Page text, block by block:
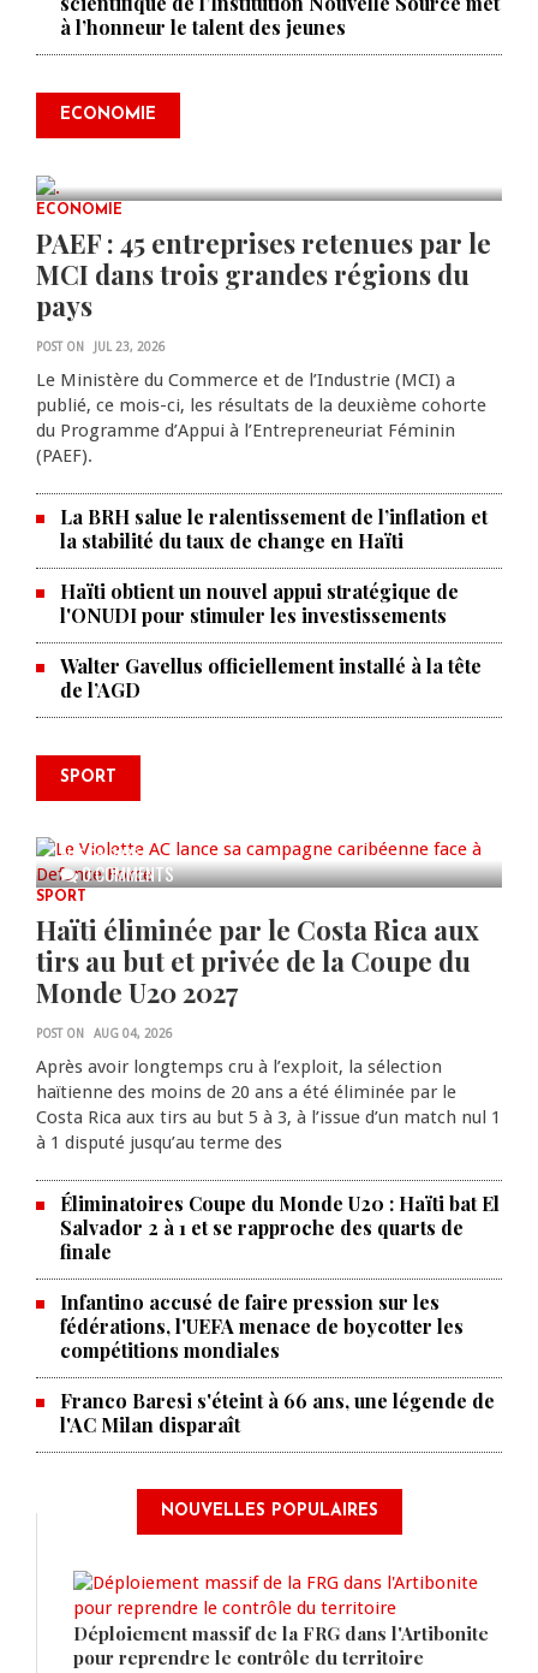
à l’honneur le talent des jeunes
ECONOMIE
0 COMMENTS
Produire le savoir pour
2ᵉ édition de ses Journées
scientifiques
ECONOMIE
PAEF : 45 entreprises retenues par le
MCI dans trois grandes régions du
pays
POST ON JUL 23, 2026
Le Ministère du Commerce et de l’Industrie (MCI) a
publié, ce mois-ci, les résultats de la deuxième cohorte
du Programme d’Appui à l’Entrepreneuriat Féminin
(PAEF).
La BRH salue le ralentissement de l’inflation et
la stabilité du taux de change en Haïti
Haïti obtient un nouvel appui stratégique de
l'ONUDI pour stimuler les investissements
Walter Gavellus officiellement installé à la tête
de l’AGD
SPORT
0 COMMENTS
Le Violette AC lance sa campagne
AUG 04, 2026
SPORT
Haïti éliminée par le Costa Rica aux
tirs au but et privée de la Coupe du
Monde U20 2027
POST ON AUG 04, 2026
Après avoir longtemps cru à l’exploit, la sélection
haïtienne des moins de 20 ans a été éliminée par le
Costa Rica aux tirs au but 5 à 3, à l’issue d’un match nul 1
à 1 disputé jusqu’au terme des
Éliminatoires Coupe du Monde U20 : Haïti bat El
Salvador 2 à 1 et se rapproche des quarts de
finale
Infantino accusé de faire pression sur les
fédérations, l'UEFA menace de boycotter les
compétitions mondiales
Franco Baresi s'éteint à 66 ans, une légende de
l'AC Milan disparaît
NOUVELLES POPULAIRES
Déploiement massif de la FRG dans l'Artibonite
pour reprendre le contrôle du territoire